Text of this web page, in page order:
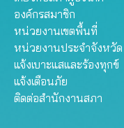
องค์กรสมาชิก
หน่วยงานเขตพื้นที่
หน่วยงานประจำจังหวัด
แจ้งเบาะแสและร้องทุกข์
แจ้งเตือนภัย
ติดต่อสำนักงานสภา